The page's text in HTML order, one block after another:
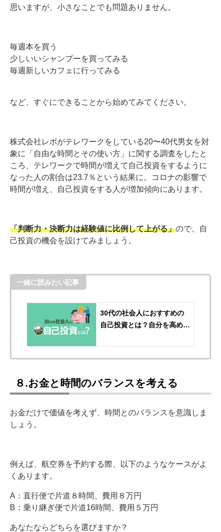
思いますが、小さなことでも問題ありません。
毎週本を買う
少しいいシャンプーを買ってみる
毎週新しいカフェに行ってみる
など、すぐにできることから始めてみてください。
株式会社レボがテレワークをしている20〜40代男女を対
象に「自由な時間とその使い方」に関する調査をしたと
ころ、テレワークで時間が増えて自己投資をするように
なった人の割合は23.7％という結果に。コロナの影響で
時間が増え、自己投資をする人が増加傾向にあります。
「判断力・決断力は経験値に比例して上がる」ので、自
己投資の機会を設けてみましょう。
一緒に読みたい記事
30代の社会人におすすめの
自己投資とは？自分を高めて
８.お金と時間のバランスを考える
お金だけで価値を考えず、時間とのバランスを意識しま
しょう。
例えば、航空券を予約する際、以下のようなケースがよ
くあります。
A：直行便で片道８時間、費用８万円
B：乗り継ぎ便で片道16時間、費用５万円
あなたならどちらを選びますか？